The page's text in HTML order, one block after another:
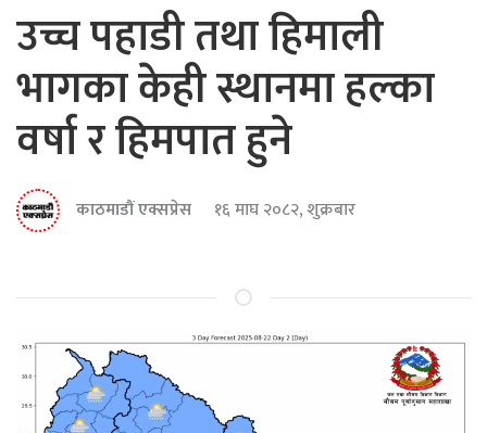
उच्च पहाडी तथा हिमाली
भागका केही स्थानमा हल्का
वर्षा र हिमपात हुने
काठमाडौं एक्सप्रेस १६ माघ २०८२, शुक्रबार